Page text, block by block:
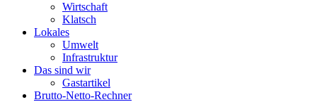
Wirtschaft
Klatsch
Lokales
Umwelt
Infrastruktur
Das sind wir
Gastartikel
Brutto-Netto-Rechner